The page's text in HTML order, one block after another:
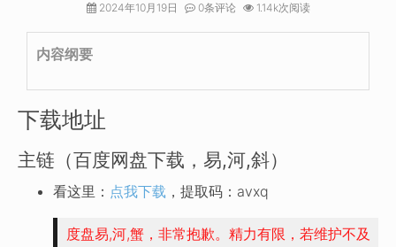
2024年10月19日 0条评论 1.14k次阅读
内容纲要
下载地址
主链（百度网盘下载，易,河,斜）
看这里： 点我下载 ，提取码：avxq
度盘易,河,蟹，非常抱歉。精力有限，若维护不及